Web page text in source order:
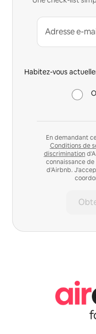
Adresse e-
Habitez-vous
En demandant
Conditions de
discrimination
connaissance de
d'Airbnb.